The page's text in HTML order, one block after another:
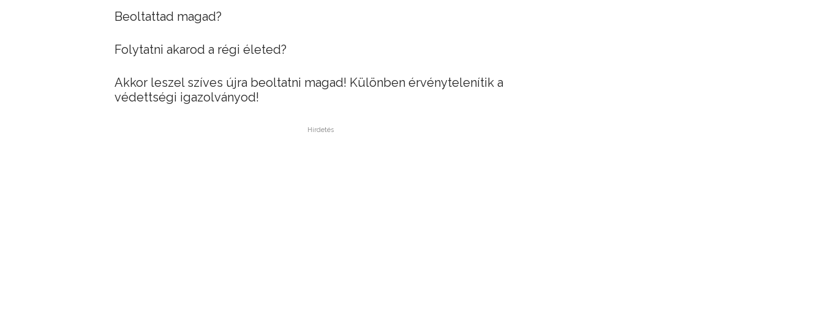
Beoltattad magad?
Folytatni akarod a régi életed?
Akkor leszel szíves újra beoltatni magad! Különben érvénytelenítik a
védettségi igazolványod!
Hirdetés